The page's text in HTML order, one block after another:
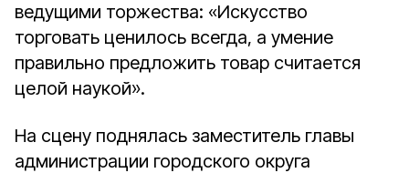
ведущими торжества: «Искусство
торговать ценилось всегда, а умение
правильно предложить товар считается
целой наукой».
На сцену поднялась заместитель главы
администрации городского округа